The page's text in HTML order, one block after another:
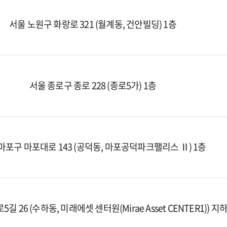
서울 노원구 화랑로 321 (월계동, 건안빌딩) 1층
서울 종로구 종로 228 (종로5가) 1층
포구 마포대로 143 (공덕동, 마포공덕파크팰리스 Ⅱ) 1층
5길 26 (수하동, 미래에셋 센터원(Mirae Asset CENTER1)) 지